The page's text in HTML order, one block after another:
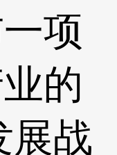
项
的
展战